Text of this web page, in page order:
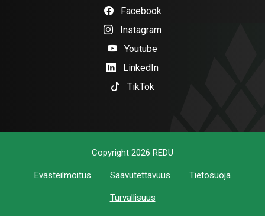
Facebook
Instagram
Youtube
LinkedIn
TikTok
Copyright 2026 REDU
Evästeilmoitus Saavutettavuus Tietosuoja
Turvallisuus